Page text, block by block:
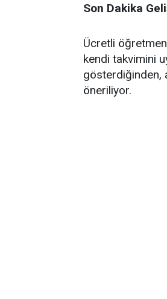
Son Dakika
Ücretli
kendi takvimini
gösterdiğinden,
öneriliyor.